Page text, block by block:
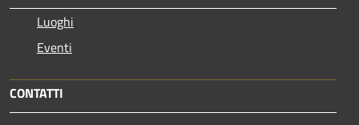
Luoghi
Eventi
CONTATTI